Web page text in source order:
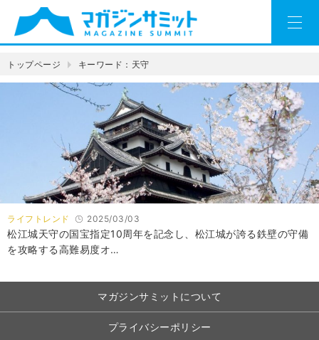
トップページ キーワード：天守
ライフトレンド 2025/03/03
松江城天守の国宝指定10周年を記念し、松江城が誇る鉄壁の守備
を攻略する高難易度オ…
マガジンサミットについて
プライバシーポリシー